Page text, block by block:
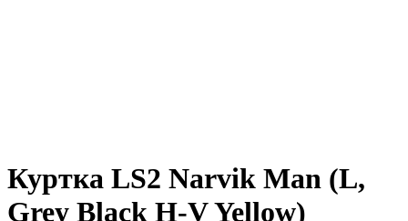
Куртка LS2 Narvik Man (L,
Grey Black H-V Yellow)